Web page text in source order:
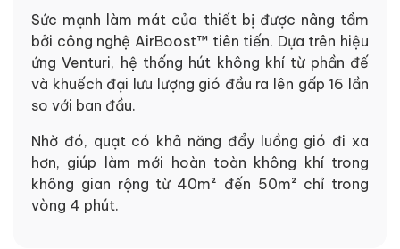
Sức mạnh làm mát của thiết bị được nâng tầm
bởi công nghệ AirBoost™ tiên tiến. Dựa trên hiệu
ứng Venturi, hệ thống hút không khí từ phần đế
và khuếch đại lưu lượng gió đầu ra lên gấp 16 lần
so với ban đầu.
Nhờ đó, quạt có khả năng đẩy luồng gió đi xa
hơn, giúp làm mới hoàn toàn không khí trong
không gian rộng từ 40m² đến 50m² chỉ trong
vòng 4 phút.